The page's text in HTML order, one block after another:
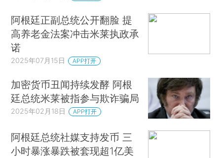
阿根廷正副总统公开翻脸 提
高养老金法案冲击米莱执政承
诺
2025年07月15日 APP打开
加密货币丑闻持续发酵 阿根
廷总统米莱被指参与欺诈骗局
2025年02月18日 APP打开
阿根廷总统社媒支持发币 三
小时暴涨暴跌被套现超1亿美